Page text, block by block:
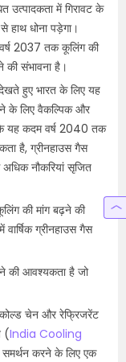
में गिरावट के
हाथ धोना पड़ेगा।
वर्ष 2037 तक कूलिंग की
की संभावना है।
देखते हुए भारत के लिए यह
के लिए वैकल्पिक और
यह कदम वर्ष 2040 तक
है, ग्रीनहाउस गैस
नौकरियां सृजित
की मांग बढ़ने की
ग्रीनहाउस गैस
की आवश्यकता है जो
कोल्ड चेन और रेफ्रिजरेंट
(India Cooling
करने के लिए एक